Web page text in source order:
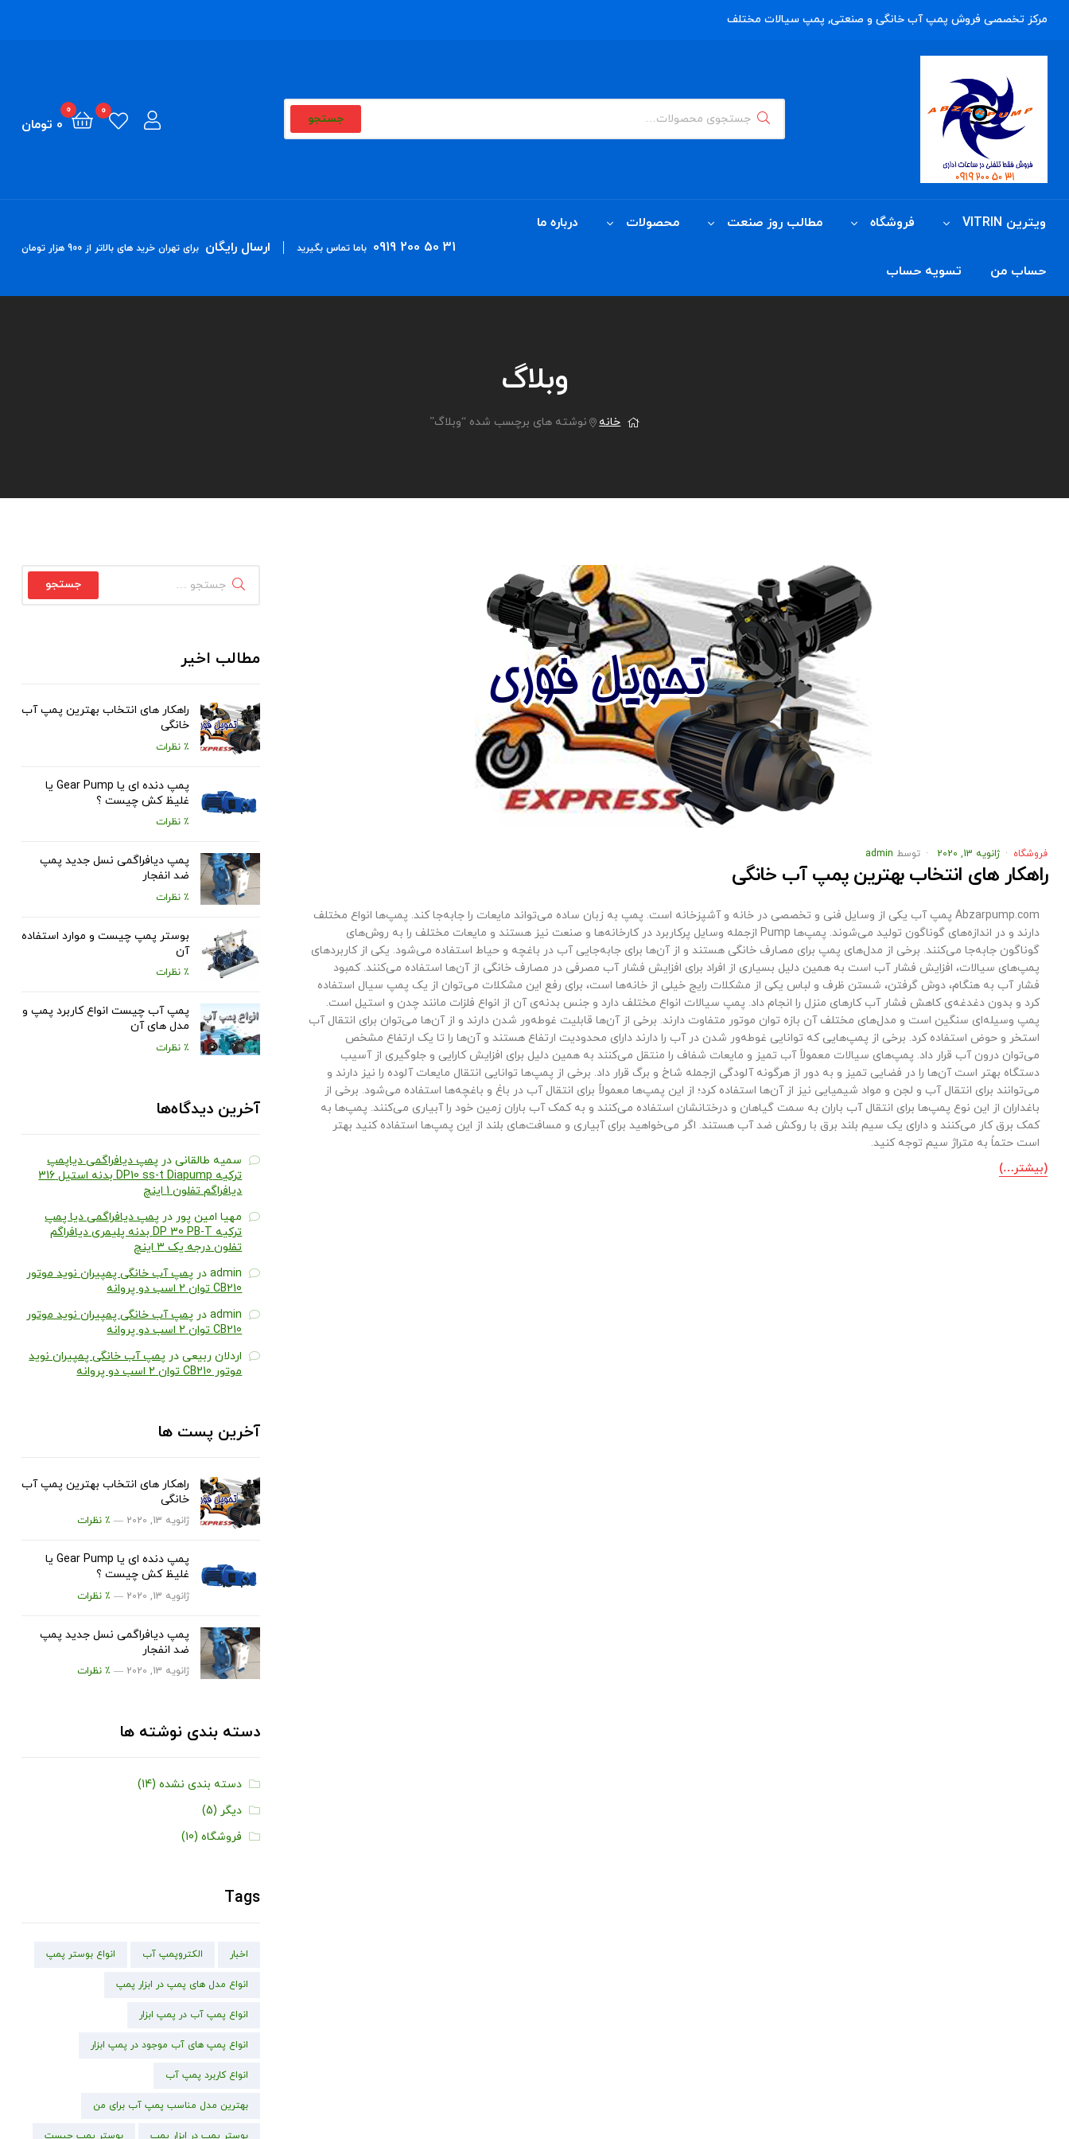
مرکز تخصصی فروش پمپ آب خانگی و صنعتی, پمپ سیالات مختلف
جستجو
0
0
0 تومان
ویترین VITRIN فروشگاه مطالب روز صنعت محصولات درباره ما
حساب من تسویه حساب
0919 200 50 31 باما تماس بگیرید ارسال رایگان برای تهران خرید های بالاتر از 900 هزار تومان
وبلاگ
خانه نوشته های برچسب شده “وبلاگ”
فروشگاه ژانویه 13, 2020 توسط admin
راهکار های انتخاب بهترین پمپ آب خانگی
Abzarpump.com پمپ آب یکی از وسایل فنی و تخصصی در خانه و آشپزخانه است. پمپ به زبان ساده می‌تواند مایعات را جابه‌جا کند. پمپ‌ها انواع مختلف
دارند و در اندازه‌های گوناگون تولید می‌شوند. پمپ‌ها Pump ازجمله وسایل پرکاربرد در کارخانه‌ها و صنعت نیز هستند و مایعات مختلف را به روش‌های
گوناگون جابه‌جا می‌کنند. برخی از مدل‌های پمپ‌ برای مصارف خانگی هستند و از آن‌ها برای جابه‌جایی آب در باغچه و حیاط استفاده می‌شود. یکی از کاربردهای
پمپ‌های سیالات، افزایش فشار آب است به همین دلیل بسیاری از افراد برای افزایش فشار آب مصرفی در مصارف خانگی از آن‌ها استفاده می‌کنند. کمبود
فشار آب به هنگام، دوش گرفتن، شستن ظرف و لباس یکی از مشکلات رایج خیلی از خانه‌ها است، برای رفع این مشکلات می‌توان از یک پمپ سیال استفاده
کرد و بدون دغدغه‌ی کاهش فشار آب کارهای منزل را انجام داد. پمپ سیالات انواع مختلف دارد و جنس بدنه‌ی آن از انواع فلزات مانند چدن و استیل است.
پمپ وسیله‌ای سنگین است و مدل‌های مختلف آن بازه توان موتور متفاوت دارند. برخی از آن‌ها قابلیت غوطه‌ور شدن دارند و از آن‌ها می‌توان برای انتقال آب
استخر و حوض استفاده کرد. برخی از پمپ‌هایی که توانایی غوطه‌ور شدن در آب را دارند دارای محدودیت ارتفاع هستند و آن‌ها را تا یک ارتفاع مشخص
می‌توان درون آب قرار داد. پمپ‌های سیالات معمولاً آب تمیز و مایعات شفاف را منتقل می‌کنند به همین دلیل برای افزایش کارایی و جلوگیری از آسیب
دستگاه بهتر است آن‌ها را در فضایی تمیز و به دور از هرگونه آلودگی ازجمله شاخ و برگ قرار داد. برخی از پمپ‌ها توانایی انتقال مایعات آلوده را نیز دارند و
می‌توانند برای انتقال آب و لجن و مواد شیمیایی نیز از آن‌ها استفاده کرد؛ از این پمپ‌ها معمولاً برای انتقال آب در باغ و باغچه‌ها استفاده می‌شود. برخی از
باغداران از این نوع پمپ‌ها برای انتقال آب باران به سمت گیاهان و درختانشان استفاده می‌کنند و به کمک آب باران زمین خود را آبیاری می‌کنند. پمپ‌ها به
کمک برق کار می‌کنند و دارای یک سیم بلند برق با روکش ضد آب هستند. اگر می‌خواهید برای آبیاری و مسافت‌های بلند از این پمپ‌ها استفاده کنید بهتر
است حتماً به متراژ سیم توجه کنید.
(بیشتر…)
مطالب اخیر
راهکار های انتخاب بهترین پمپ آب
خانگی
٪ نظرات
پمپ دنده ای یا Gear Pump یا
غلیظ کش چیست ؟
٪ نظرات
پمپ دیافراگمی نسل جدید پمپ
ضد انفجار
٪ نظرات
بوستر پمپ چیست و موارد استفاده
آن
٪ نظرات
پمپ آب چیست انواع کاربرد پمپ و
مدل های آن
٪ نظرات
آخرین دیدگاه‌ها
سمیه طالقانیدر پمپ دیافراگمی دیاپمپ
ترکیه DP10 ss-t Diapump بدنه استیل 316
دیافراگم تفلون 1 اینچ
مهیا امین پور در پمپ دیافراگمی دیا پمپ
ترکیه DP 30 PB-T بدنه پلیمری دیافراگم
تفلون درجه یک ۳ اینچ
adminدر پمپ آب خانگی پمپیران نوید موتور
CB210 توان 2 اسب دو پروانه
adminدر پمپ آب خانگی پمپیران نوید موتور
CB210 توان 2 اسب دو پروانه
اردلان ربیعیدر پمپ آب خانگی پمپیران نوید
موتور CB210 توان 2 اسب دو پروانه
آخرین پست ها
راهکار های انتخاب بهترین پمپ آب
خانگی
ژانویه 13, 2020 — ٪ نظرات
پمپ دنده ای یا Gear Pump یا
غلیظ کش چیست ؟
ژانویه 13, 2020 — ٪ نظرات
پمپ دیافراگمی نسل جدید پمپ
ضد انفجار
ژانویه 13, 2020 — ٪ نظرات
دسته بندی نوشته ها
دسته بندی نشده(14)
دیگر (5)
فروشگاه(10)
Tags
اخبار الکتروپمپ آب انواع بوستر پمپ
انواع مدل های پمپ در ابزار پمپ
انواع پمپ آب در پمپ ابزار
انواع پمپ های آب موجود در پمپ ابزار
انواع کاربرد پمپ آب
بهترین مدل مناسب پمپ آب برای من
بوستر پمپ در ابزار پمپ بوستر پمپ چیست